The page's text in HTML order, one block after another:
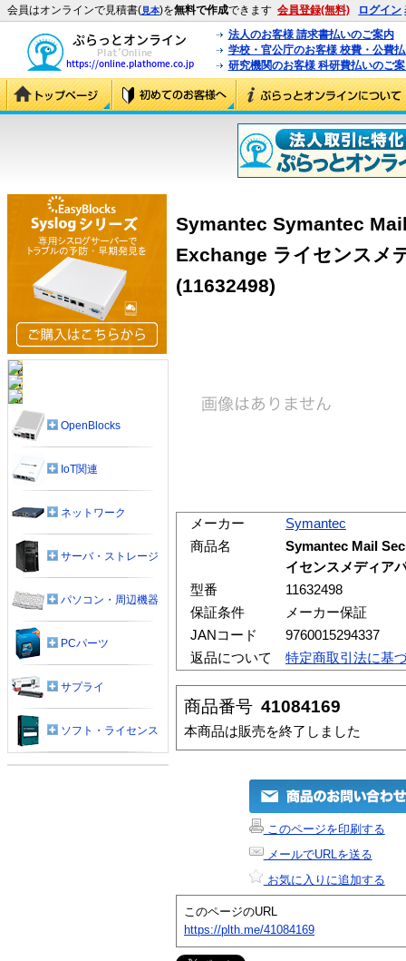
会員はオンラインで見積書(見本)を無料で作成できます 会員登録(無料) ログイン
法人のお客様 請求書払いのご案内
学校・官公庁のお客様 校費・公費
研究機関のお客様 科研費払いのご
Symantec Symantec
Exchange ライセンスメ
(11632498)
メーカー
Symantec
商品名
Symantec Mail
イセンスメディア
型番
11632498
保証条件
メーカー保証
JANコード
9760015294337
返品について
特定商取引法に基
商品番号 41084169
本商品は販売を終了しました
このページを印刷する
メールでURLを送る
お気に入りに追加する
このページのURL
https://plth.me/41084169
OpenBlocks
IoT関連
ネットワーク
サーバ・ストレージ
パソコン・周辺機器
PCパーツ
サプライ
ソフト・ライセンス